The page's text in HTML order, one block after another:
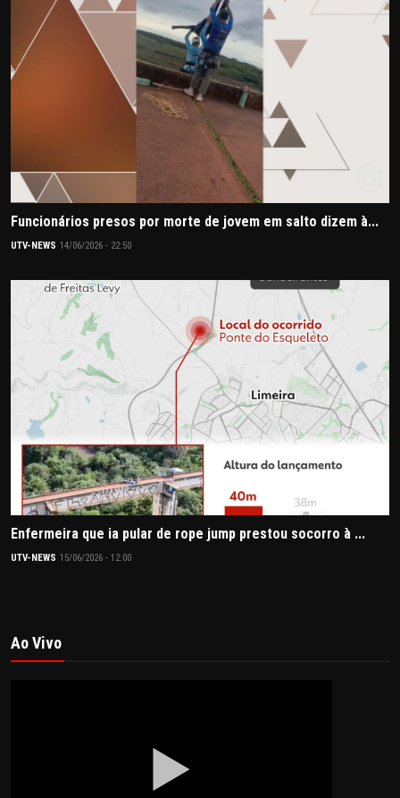
Funcionários presos por morte de jovem em salto dizem à...
UTV-NEWS 14/06/2026 - 22:50
Enfermeira que ia pular de rope jump prestou socorro à ...
UTV-NEWS 15/06/2026 - 12:00
Ao Vivo